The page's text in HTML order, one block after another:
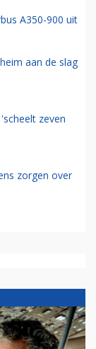
A350-900 uit
aan de slag
zeven
zorgen over